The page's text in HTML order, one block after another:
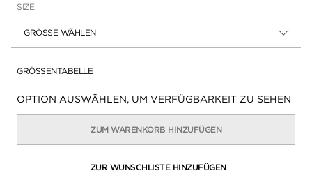
SIZE
GRÖSSE WÄHLEN
GRÖSSENTABELLE
Verfügbarkeit:
OPTION AUSWÄHLEN, UM VERFÜGBARKEIT ZU SEHEN
ZUM WARENKORB HINZUFÜGEN
ZUR WUNSCHLISTE HINZUFÜGEN